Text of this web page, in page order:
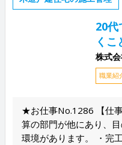
20代
くこ
株式
職業紹
★お仕事No.1286 【仕
算の部門が他にあり、
環境があります。 ・完